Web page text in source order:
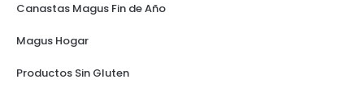
Canastas Magus Fin de Año
Magus Hogar
Productos Sin Gluten